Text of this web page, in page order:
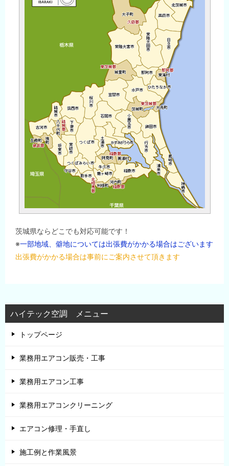
茨城県ならどこでも対応可能です！
※一部地域、僻地については出張費がかかる場合はございます
出張費がかかる場合は事前にご案内させて頂きます
ハイテック空調 メニュー
トップページ
業務用エアコン販売・工事
業務用エアコン工事
業務用エアコンクリーニング
エアコン修理・手直し
施工例と作業風景